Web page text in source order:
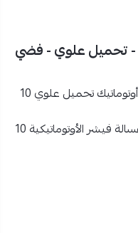
اوتوماتيك 10 كيلو - تحميل علوي - فضي
اجعل الغسيل أسهل مع غسالة فيشر أوتوماتيك تحميل علوي 10
غسالة فيشر الأوتوماتيكية 10
نظافة فعالة
لونها الفضي العصري
علوي – فضي: